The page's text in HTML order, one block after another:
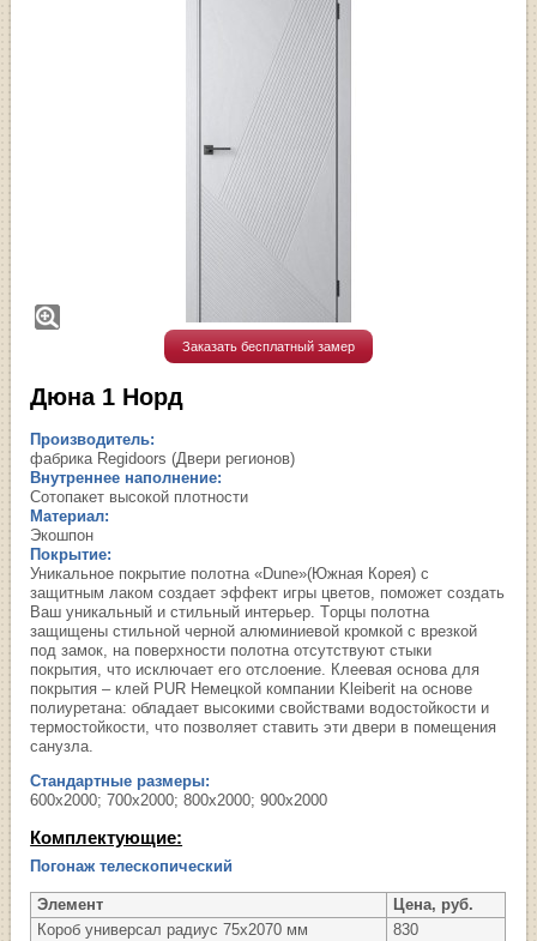
Заказать бесплатный замер
Дюна 1 Норд
Производитель:
фабрика Regidoors (Двери регионов)
Внутреннее наполнение:
Сотопакет высокой плотности
Материал:
Экошпон
Покрытие:
Уникальное покрытие полотна «Dune»(Южная Корея) с
защитным лаком создает эффект игры цветов, поможет создать
Ваш уникальный и стильный интерьер. Tорцы полотна
защищены стильной черной алюминиевой кромкой с врезкой
под замок, на поверхности полотна отсутствуют стыки
покрытия, что исключает его отслоение. Клеевая основа для
покрытия – клей PUR Немецкой компании Kleiberit на основе
полиуретана: обладает высокими свойствами водостойкости и
термостойкости, что позволяет ставить эти двери в помещения
санузла.
Стандартные размеры:
600х2000; 700х2000; 800х2000; 900х2000
Комплектующие:
Погонаж телескопический
Элемент
Цена, руб.
Короб универсал радиус 75х2070 мм
830